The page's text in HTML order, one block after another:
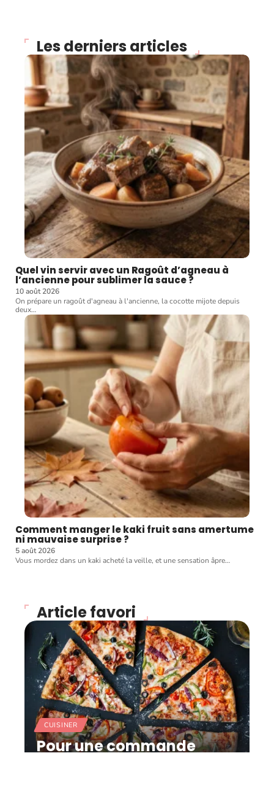
Les derniers articles
Quel vin servir avec un Ragoût d’agneau à
l’ancienne pour sublimer la sauce ?
10 août 2026
On prépare un ragoût d'agneau à l'ancienne, la cocotte mijote depuis
deux…
Comment manger le kaki fruit sans amertume
ni mauvaise surprise ?
5 août 2026
Vous mordez dans un kaki acheté la veille, et une sensation âpre…
Article favori
CUISINER
Pour une commande